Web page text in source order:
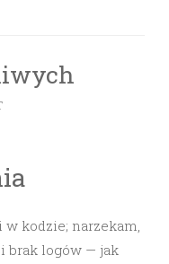
kodzie; narzekam,
brak logów — jak